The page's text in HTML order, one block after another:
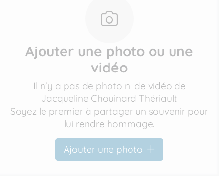
Ajouter une photo ou une
vidéo
Il n'y a pas de photo ni de vidéo de
Jacqueline Chouinard Thériault
Soyez le premier à partager un souvenir pour
lui rendre hommage.
Ajouter une photo